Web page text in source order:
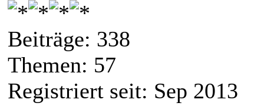
Beiträge: 338
Themen: 57
Registriert seit: Sep 2013